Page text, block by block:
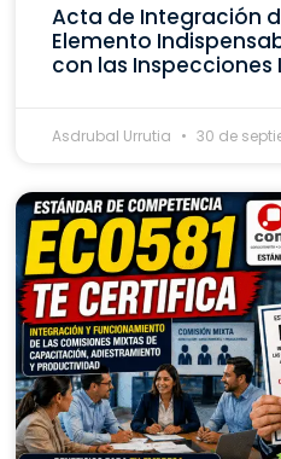
Acta de Integración
Elemento
con las Inspecciones
Asdrubal Urrutia 30 de